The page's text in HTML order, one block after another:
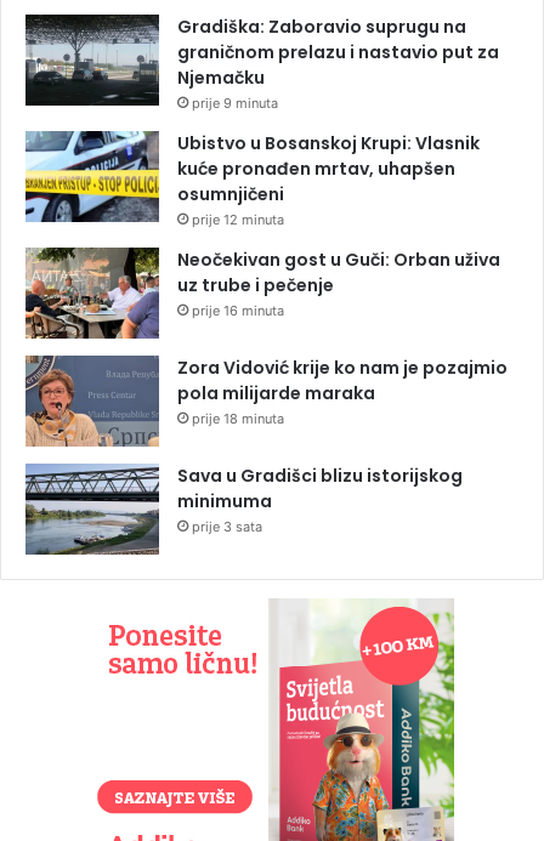
Gradiška: Zaboravio suprugu na
graničnom prelazu i nastavio put za
Njemačku
prije 9 minuta
Ubistvo u Bosanskoj Krupi: Vlasnik
kuće pronađen mrtav, uhapšen
osumnjičeni
prije 12 minuta
Neočekivan gost u Guči: Orban uživa
uz trube i pečenje
prije 16 minuta
Zora Vidović krije ko nam je pozajmio
pola milijarde maraka
prije 18 minuta
Sava u Gradišci blizu istorijskog
minimuma
prije 3 sata